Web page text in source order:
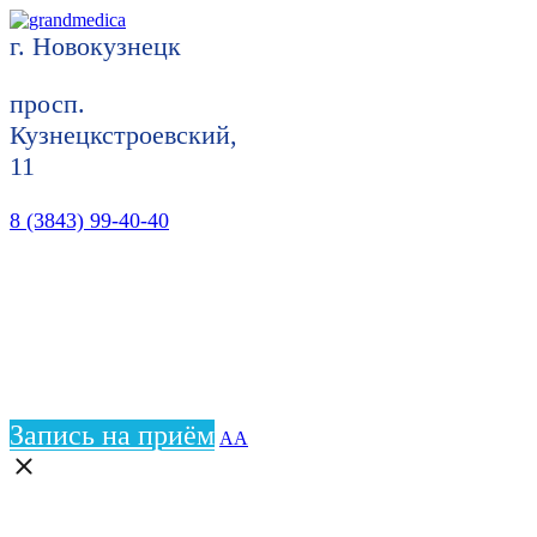
г. Новокузнецк
просп.
Кузнецкстроевский,
11
8 (3843) 99-40-40
Запись на приём АА